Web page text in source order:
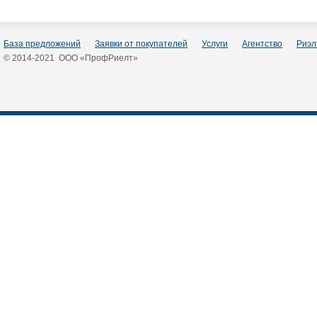
База предложений Заявки от покупателей Услуги Агентство
© 2014-2021 ООО «ПрофРиелт»